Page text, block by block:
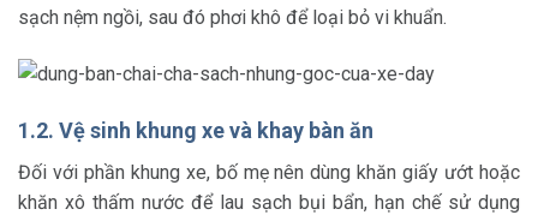
sạch nệm ngồi, sau đó phơi khô để loại bỏ vi khuẩn.
1.2. Vệ sinh khung xe và khay bàn ăn
Đối với phần khung xe, bố mẹ nên dùng khăn giấy ướt hoặc
khăn xô thấm nước để lau sạch bụi bẩn, hạn chế sử dụng